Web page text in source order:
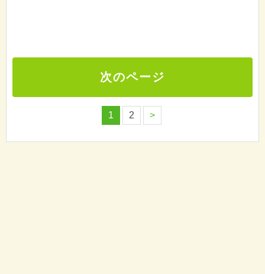
次のページ
1 2 >